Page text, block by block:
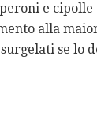
e cipolle
alla
se lo